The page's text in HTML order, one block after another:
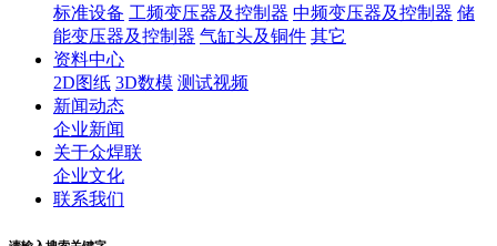
标准设备 工频变压器及控制器 中频变压器及控制器 储
能变压器及控制器 气缸头及铜件 其它
资料中心
2D图纸 3D数模 测试视频
新闻动态
企业新闻
关于众焊联
企业文化
联系我们